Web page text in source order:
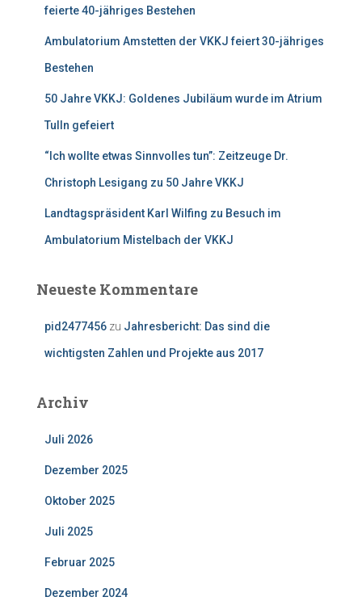
feierte 40-jähriges Bestehen
Ambulatorium Amstetten der VKKJ feiert 30-jähriges
Bestehen
50 Jahre VKKJ: Goldenes Jubiläum wurde im Atrium
Tulln gefeiert
“Ich wollte etwas Sinnvolles tun”: Zeitzeuge Dr.
Christoph Lesigang zu 50 Jahre VKKJ
Landtagspräsident Karl Wilfing zu Besuch im
Ambulatorium Mistelbach der VKKJ
Neueste Kommentare
pid2477456 zu Jahresbericht: Das sind die
wichtigsten Zahlen und Projekte aus 2017
Archiv
Juli 2026
Dezember 2025
Oktober 2025
Juli 2025
Februar 2025
Dezember 2024